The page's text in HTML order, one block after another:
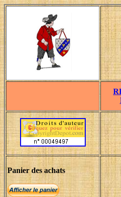
Panier des achats